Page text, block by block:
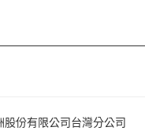
股份有限公司台灣分公司